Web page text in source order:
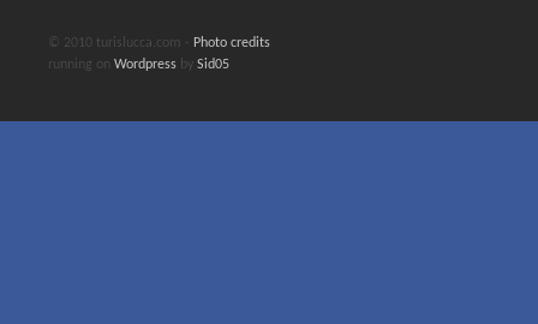
© 2010 turislucca.com - Photo credits
running on Wordpress by Sid05